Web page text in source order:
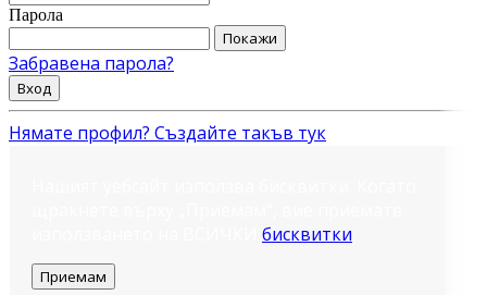
Парола
Покажи
Забравена парола?
Вход
Нямате профил? Създайте такъв тук
бисквитки
Приемам